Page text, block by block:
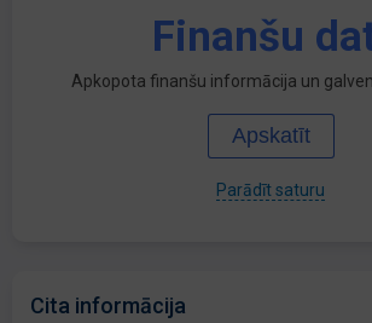
Finanšu
Apkopota finanšu informācija un
Apskatīt
Parādīt saturu
Cita informācija